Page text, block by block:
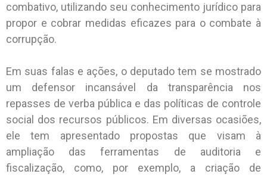
combativo, utilizando seu conhecimento jurídico para
propor e cobrar medidas eficazes para o combate à
corrupção.
Em suas falas e ações, o deputado tem se mostrado
um defensor incansável da transparência nos
repasses de verba pública e das políticas de controle
social dos recursos públicos. Em diversas ocasiões,
ele tem apresentado propostas que visam à
ampliação das ferramentas de auditoria e
fiscalização, como, por exemplo, a criação de